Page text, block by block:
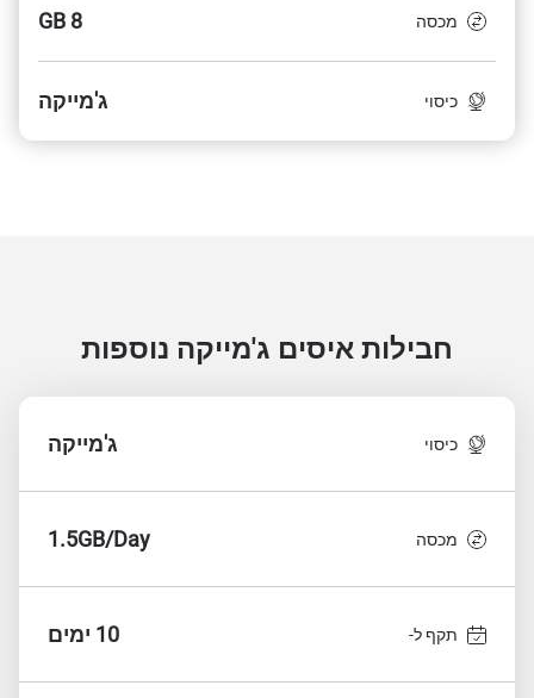
מכסה 8 GB
כיסוי ג'מייקה
חבילות איסים ג'מייקה נוספות
כיסוי ג'מייקה
מכסה 1.5GB/Day
תקף ל- 10 ימים